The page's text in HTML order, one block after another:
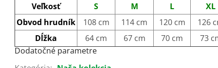
Veľkosť S M L
XL
Obvod hrudník
108 cm 114 cm 120 cm
126
Dĺžka
64 cm 67 cm 70 cm
73
Dodatočné parametre